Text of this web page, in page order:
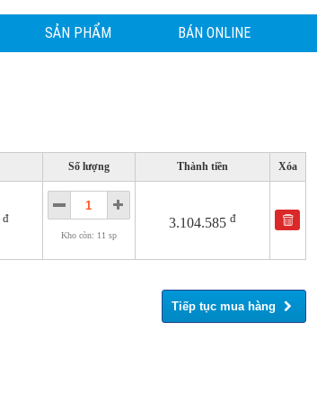
SẢN PHẨM BÁN ONLINE
Số lượng Thành tiền Xóa
đ
Kho còn: 11 sp
3.104.585 đ
Tiếp tục mua hàng